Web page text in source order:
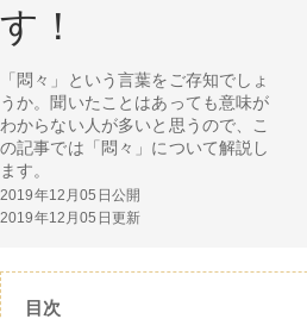
す！
「悶々」という言葉をご存知でしょ
うか。聞いたことはあっても意味が
わからない人が多いと思うので、こ
の記事では「悶々」について解説し
ます。
2019年12月05日公開
2019年12月05日更新
目次